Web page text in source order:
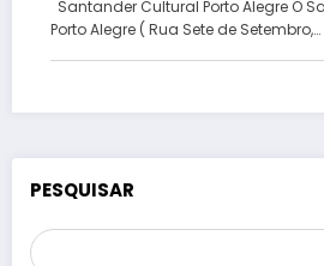
Santander Cultural Porto Alegre O
Porto Alegre ( Rua Sete de Setembro,…
PESQUISAR